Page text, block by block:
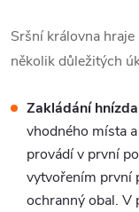
Sršní královna
několik důležitých
Zakládání hnízda
vhodného místa
provádí v první
vytvořením první
ochranný obal. V